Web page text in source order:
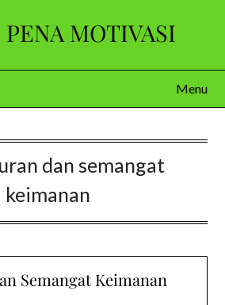
MOTIVASI
Menu
dan semangat
keimanan
Semangat Keimanan